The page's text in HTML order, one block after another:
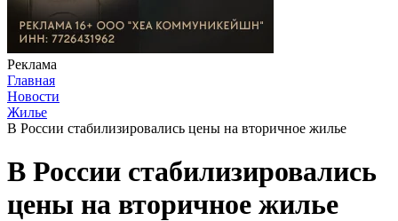
Реклама
Главная
Новости
Жилье
В России стабилизировались цены на вторичное жилье
В России стабилизировались
цены на вторичное жилье